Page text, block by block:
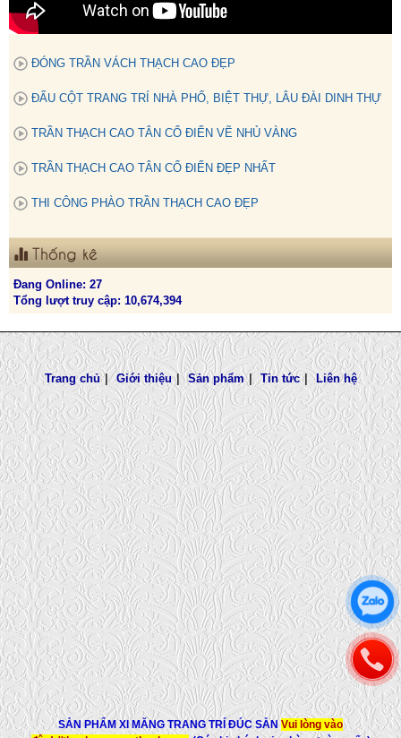
ĐÓNG TRẦN VÁCH THẠCH CAO ĐẸP
ĐẤU CỘT TRANG TRÍ NHÀ PHỐ, BIỆT THỰ, LÂU ĐÀI DINH THỰ
TRẦN THẠCH CAO TÂN CỔ ĐIỂN VẼ NHỦ VÀNG
TRẦN THẠCH CAO TÂN CỔ ĐIỂN ĐẸP NHẤT
THI CÔNG PHÀO TRẦN THẠCH CAO ĐẸP
Thống kê
Đang Online: 27
Tổng lượt truy cập: 10,674,394
Trang chủ | Giới thiệu | Sản phẩm | Tin tức | Liên hệ
SẢN PHẨM XI MĂNG TRANG TRÍ ĐÚC SẴNVui lòng vào